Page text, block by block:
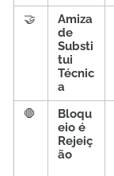
🤝
Amiza
de
Substi
tui
Técnic
a
🛑
Bloqu
eio é
Rejeiç
ão